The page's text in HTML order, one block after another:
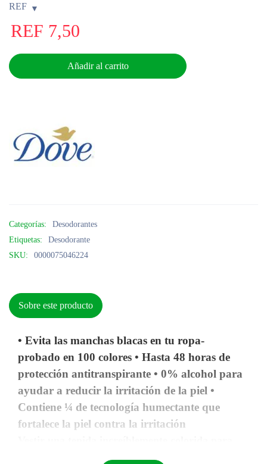
REF
REF 7,50
Añadir al carrito
Categorías:
Desodorantes
Etiquetas:
Desodorante
SKU:
0000075046224
Sobre este producto
• Evita las manchas blacas en tu ropa-
probado en 100 colores • Hasta 48 horas de
protección antitranspirante • 0% alcohol para
ayudar a reducir la irritación de la piel •
Contiene ¼ de tecnología humectante que
fortalece la piel contra la irritación